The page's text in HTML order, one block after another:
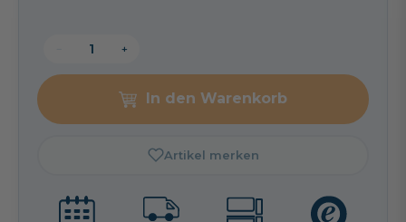
+
In den Warenkorb
Artikel merken